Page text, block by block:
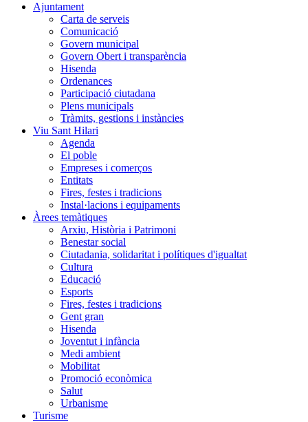
Ajuntament
Carta de serveis
Comunicació
Govern municipal
Govern Obert i transparència
Hisenda
Ordenances
Participació ciutadana
Plens municipals
Tràmits, gestions i instàncies
Viu Sant Hilari
Agenda
El poble
Empreses i comerços
Entitats
Fires, festes i tradicions
Instal·lacions i equipaments
Àrees temàtiques
Arxiu, Història i Patrimoni
Benestar social
Ciutadania, solidaritat i polítiques d'igualtat
Cultura
Educació
Esports
Fires, festes i tradicions
Gent gran
Hisenda
Joventut i infància
Medi ambient
Mobilitat
Promoció econòmica
Salut
Urbanisme
Turisme